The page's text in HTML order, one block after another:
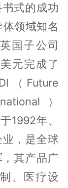
式的成功
领域知名
国子公司
元完成了
（Future
）
1992年、
，是全球
其产品广
、医疗设